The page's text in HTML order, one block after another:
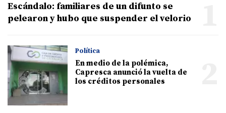
Escándalo: familiares de un difunto se
pelearon y hubo que suspender el velorio
Política
En medio de la polémica,
Capresca anunció la vuelta de
los créditos personales